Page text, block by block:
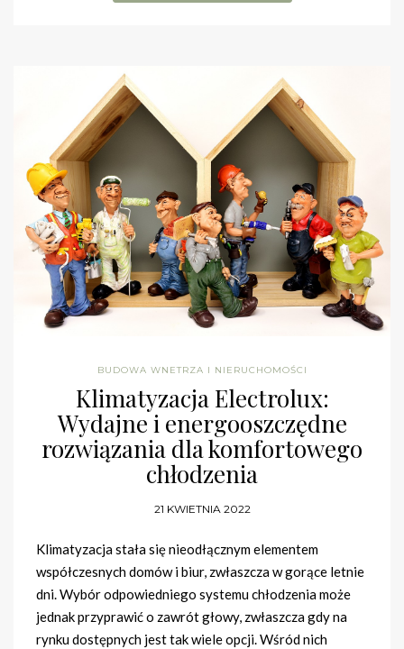
BUDOWA WNETRZA I NIERUCHOMOŚCI
Klimatyzacja Electrolux:
Wydajne i energooszczędne
rozwiązania dla komfortowego
chłodzenia
21 KWIETNIA 2022
Klimatyzacja stała się nieodłącznym elementem
współczesnych domów i biur, zwłaszcza w gorące letnie
dni. Wybór odpowiedniego systemu chłodzenia może
jednak przyprawić o zawrót głowy, zwłaszcza gdy na
rynku dostępnych jest tak wiele opcji. Wśród nich